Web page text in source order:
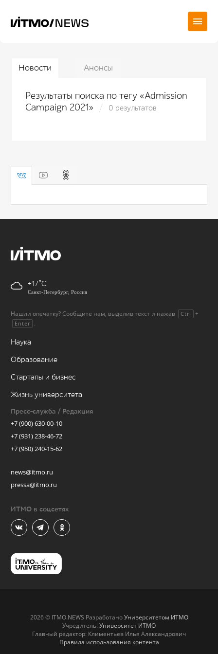
Новости Анонсы
Результаты поиска по тегу «Admission
Campaign 2021»
0 результатов
+17
Санкт-Петербург, Россия
Нашли опечатку? Сообщите нам, выделив текст и нажав Ctrl +
Enter .
Наука
Образование
Стартапы и бизнес
Жизнь университета
Пресс-служба / Редакция
+7 (900) 630-00-10
+7 (931) 238-46-72
+7 (950) 240-15-62
news@itmo.ru
pressa@itmo.ru
ИТМО в соцсетях
2026 © ITMO.NEWS РазработаноУниверситетом ИТМО
Учредитель: Университет ИТМО
Главный редактор: Климентьев Илья Александрович
Правила использования контента